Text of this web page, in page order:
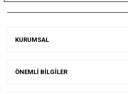
KURUMSAL
ÖNEMLİ BİLGİLER